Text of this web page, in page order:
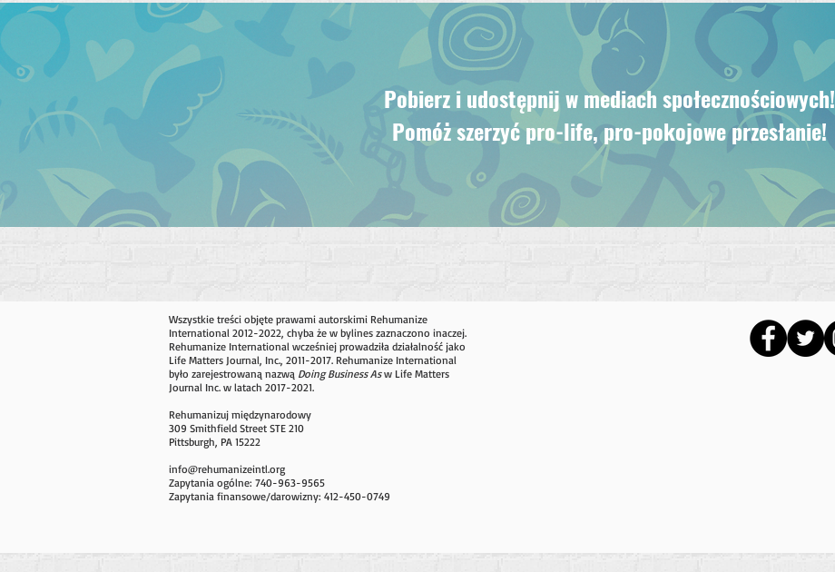
Pobierz i udostępnij w mediach społecznościowych!
Pomóż szerzyć pro-life, pro-pokojowe przesłanie!
Wszystkie treści objęte prawami autorskimi Rehumanize
International 2012-2022, chyba że w bylines zaznaczono inaczej.
Rehumanize International wcześniej prowadziła działalność jako
Life Matters Journal, Inc., 2011-2017. Rehumanize International
było zarejestrowaną nazwą Doing Business Asw Life Matters
Journal Inc. w latach 2017-2021.
Rehumanizuj międzynarodowy
309 Smithfield Street STE 210
Pittsburgh, PA 15222
info@rehumanizeintl.org
Zapytania ogólne: 740-963-9565
Zapytania finansowe/darowizny: 412-450-0749